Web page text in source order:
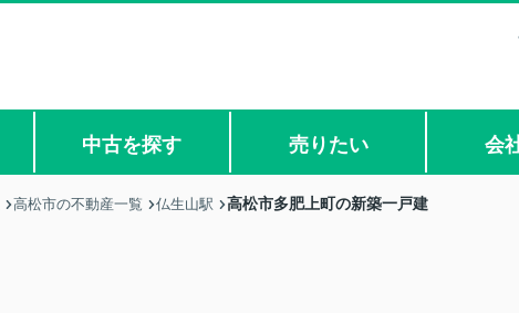
中古を探す 売りたい 会
高松市の不動産一覧 仏生山駅 高松市多肥上町の新築一戸建